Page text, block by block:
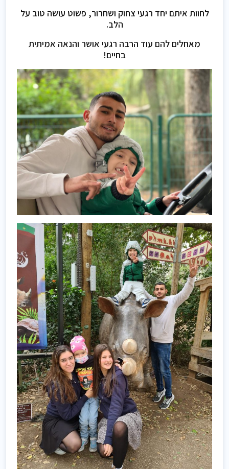
לחוות איתם יחד רגעי צחוק ושחרור, פשוט עושה טוב על
הלב.
מאחלים להם עוד הרבה רגעי אושר והנאה אמיתית
בחיים!